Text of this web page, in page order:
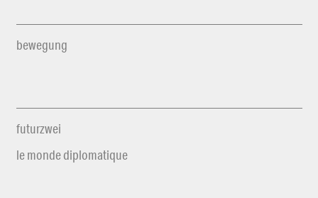
bewegung
futurzwei
le monde diplomatique